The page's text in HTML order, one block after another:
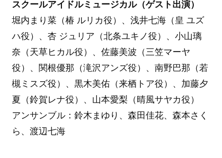
スクールアイドルミュージカル（ゲスト出演）
堀内まり菜（椿 ルリカ役）、浅井七海（皇 ユズ
ハ役）、杏 ジュリア（北条ユキノ役）、小山璃
奈（天草ヒカル役）、佐藤美波（三笠マーヤ
役）、関根優那（滝沢アンズ役）、南野巴那（若
槻ミスズ役）、黒木美佑（来栖トア役）、加藤夕
夏（鈴賀レナ役）、山本愛梨（晴風サヤカ役）
アンサンブル：鈴木まゆり、森田佳花、森本さく
ら、渡辺七海